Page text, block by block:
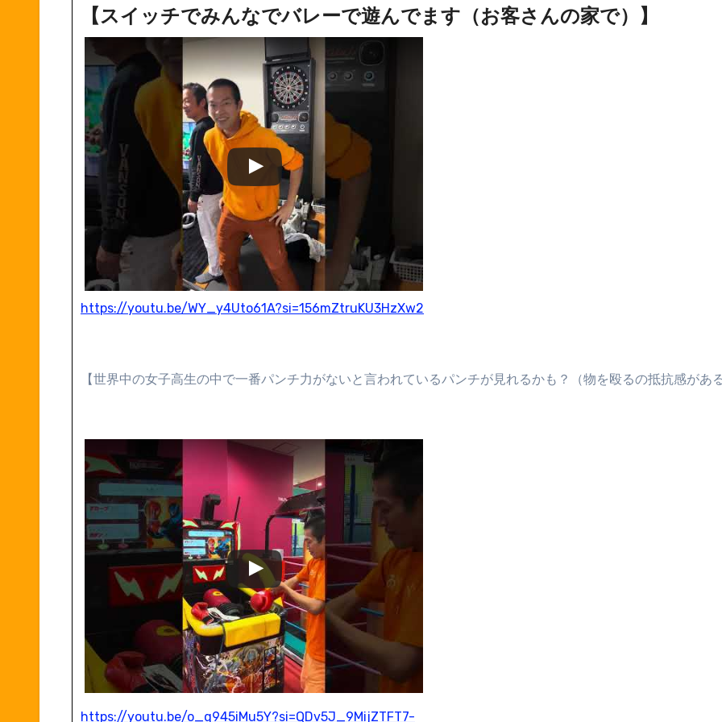
【スイッチでみんなでバレーで遊んでます（お客さんの家で）】
https://youtu.be/WY_y4Uto61A?si=156mZtruKU3HzXw2
【世界中の女子高生の中で一番パンチ力がないと言われているパンチが見れるかも？（物を殴るの抵抗感があ
https://youtu.be/o_q945iMu5Y?si=QDv5J_9MijZTFT7-